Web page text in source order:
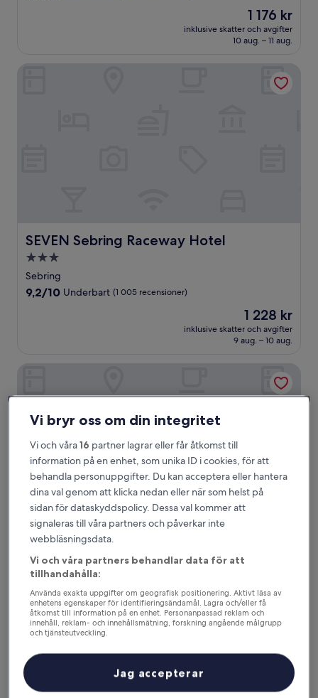
Priset
är
1 176 kr
1 176 kr
inklusive skatter och avgifter
10 aug. – 11 aug.
SEVEN Sebring Raceway Hotel
SEVEN Sebring Raceway Hotel
3.0-
stjärnigt
boende
Sebring
9.2
9,2/10 Underbart (1 005 recensioner)
Priset
är
1 228 kr
1 228 kr
inklusive skatter och avgifter
9 aug. – 10 aug.
TRU BY Hilton Sebring
TRU BY Hilton Sebring
2.5-
stjärnigt
boende
Sebring
8.8
av
10,
Fantastiskt,
8,8/10 Fantastiskt (376 recensioner)
Priset
är
1 392 kr
inklusive skatter och avgifter
Residence Inn by Marriott Sebring
Vi bryr oss om din integritet
Vi och våra16 partner lagrar eller får åtkomst till
information på en enhet, som unika ID i cookies, för att
behandla personuppgifter. Du kan acceptera eller hantera
dina val genom att klicka nedan eller när som helst på
sidan för dataskyddspolicy. Dessa val kommer att
signaleras till våra partners och påverkar inte
webbläsningsdata.
Vi och våra partners behandlar data för att
tillhandahålla:
Använda exakta uppgifter om geografisk positionering. Aktivt läsa av
enhetens egenskaper för identifieringsändamål. Lagra och/eller få
åtkomst till information på en enhet. Personanpassad reklam och
innehåll, reklam- och innehållsmätning, forskning angående målgrupp
och tjänsteutveckling.
Jag accepterar